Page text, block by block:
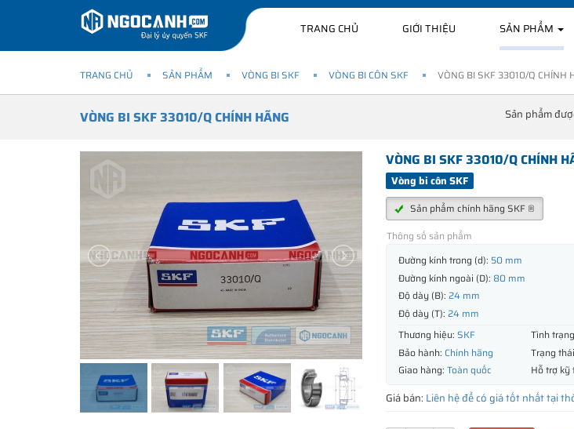
TRANG CHỦ GIỚI THIỆU SẢN PHẨM
TRANG CHỦ SẢN PHẨM VÒNG BI SKF VÒNG BI CÔN SKF VÒNG BI SKF 33010/Q CHÍNH
VÒNG BI SKF 33010/Q CHÍNH HÃNG Sản phẩm
VÒNG BI SKF 33010/Q CHÍNH
Vòng bi côn SKF
Sản phẩm chính hãng SKF ®
Thông số sản phẩm
Đường kính trong (d): 50 mm
Đường kính ngoài (D): 80 mm
Độ dày (B): 24 mm
Độ dày (T): 24 mm
Thương hiệu: SKF Tình
Bảo hành: Chính hãng Trạng
Giao hàng: Toàn quốc Hỗ trợ kỹ
Giá bán: Liên hệ để có giá tốt nhất tại